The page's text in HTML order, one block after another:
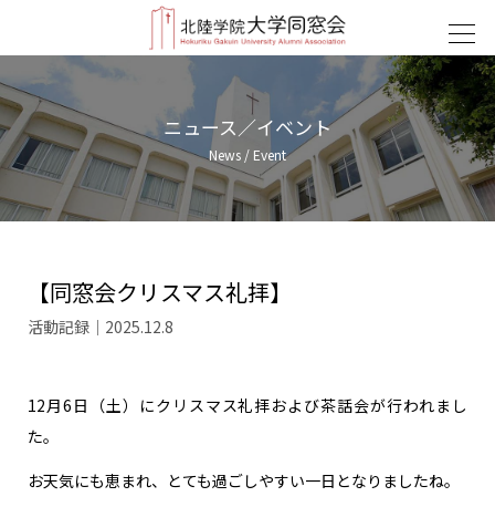
ニュース／イベント
News / Event
【同窓会クリスマス礼拝】
活動記録｜2025.12.8
12月6日（土）にクリスマス礼拝および茶話会が行われまし
た。
お天気にも恵まれ、とても過ごしやすい一日となりましたね。